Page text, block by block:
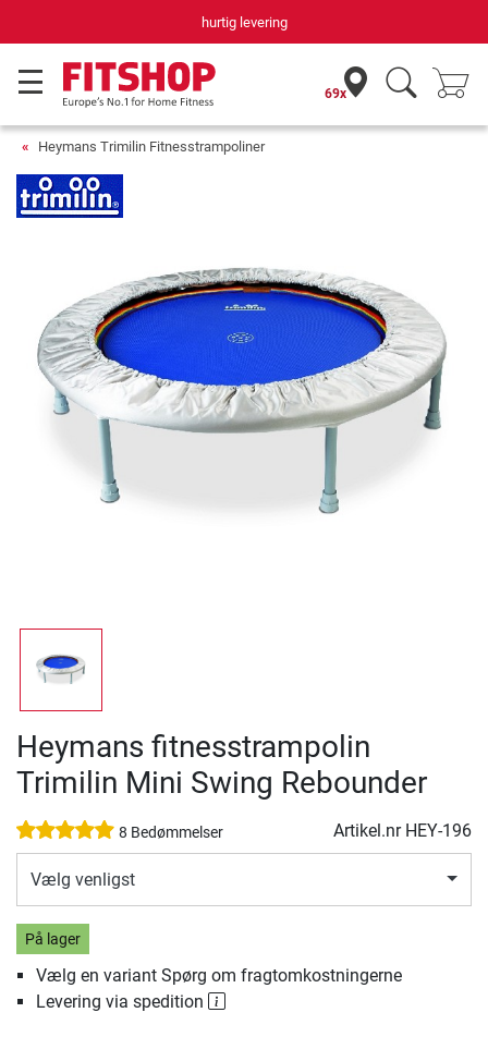
hurtig levering
69x
Heymans Trimilin Fitnesstrampoliner
Heymans fitnesstrampolin
Trimilin Mini Swing Rebounder
8 Bedømmelser Artikel.nr HEY-196
Vælg venligst
På lager
Vælg en variant Spørg om fragtomkostningerne
Levering via spedition